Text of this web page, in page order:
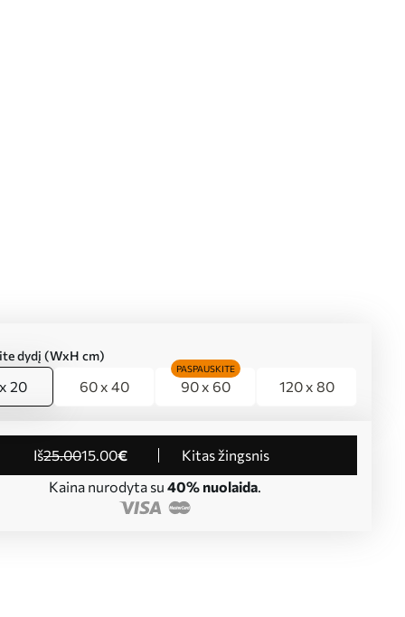
dydį (WxH cm)
20 60 x 40 90 x 60
PASPAUSKITE
120 x 80
iš25.0015.00€
Kitas žingsnis
Kaina nurodyta su 40% nuolaida.